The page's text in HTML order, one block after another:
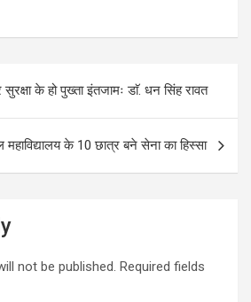
सुरक्षा के हो पुख्ता इंतजामः डाॅ. धन सिंह रावत
के 10 छात्र बने सेना का हिस्सा
not be published. Required fields